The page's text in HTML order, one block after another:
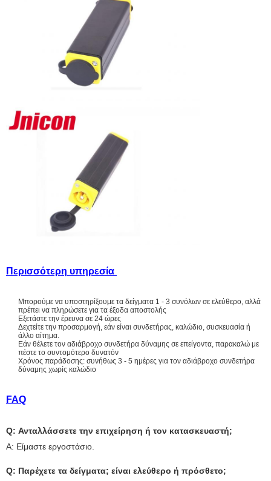
Περισσότερη υπηρεσία
Μπορούμε να υποστηρίξουμε τα δείγματα 1 - 3 συνόλων σε ελεύθερο, αλλά
πρέπει να πληρώσετε για τα έξοδα αποστολής
Εξετάστε την έρευνα σε 24 ώρες
Δεχτείτε την προσαρμογή, εάν είναι συνδετήρας, καλώδιο, συσκευασία ή
άλλο αίτημα.
Εάν θέλετε τον αδιάβροχο συνδετήρα δύναμης σε επείγοντα, παρακαλώ με
πέστε το συντομότερο δυνατόν
Χρόνος παράδοσης: συνήθως 3 - 5 ημέρες για τον αδιάβροχο συνδετήρα
δύναμης χωρίς καλώδιο
FAQ
Q: Ανταλλάσσετε την επιχείρηση ή τον κατασκευαστή;
Α: Είμαστε εργοστάσιο.
Q: Παρέχετε τα δείγματα; είναι ελεύθερο ή πρόσθετο;